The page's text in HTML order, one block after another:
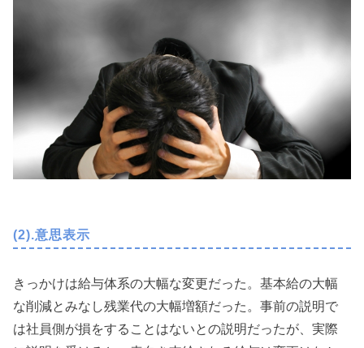
(2).意思表示
きっかけは給与体系の大幅な変更だった。基本給の大幅
な削減とみなし残業代の大幅増額だった。事前の説明で
は社員側が損をすることはないとの説明だったが、実際